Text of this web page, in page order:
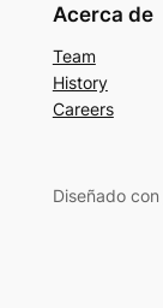
Acerca de
Team
History
Careers
Diseñado con